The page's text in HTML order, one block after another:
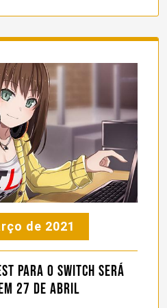
de 2021
para o Switch será
27 de abril